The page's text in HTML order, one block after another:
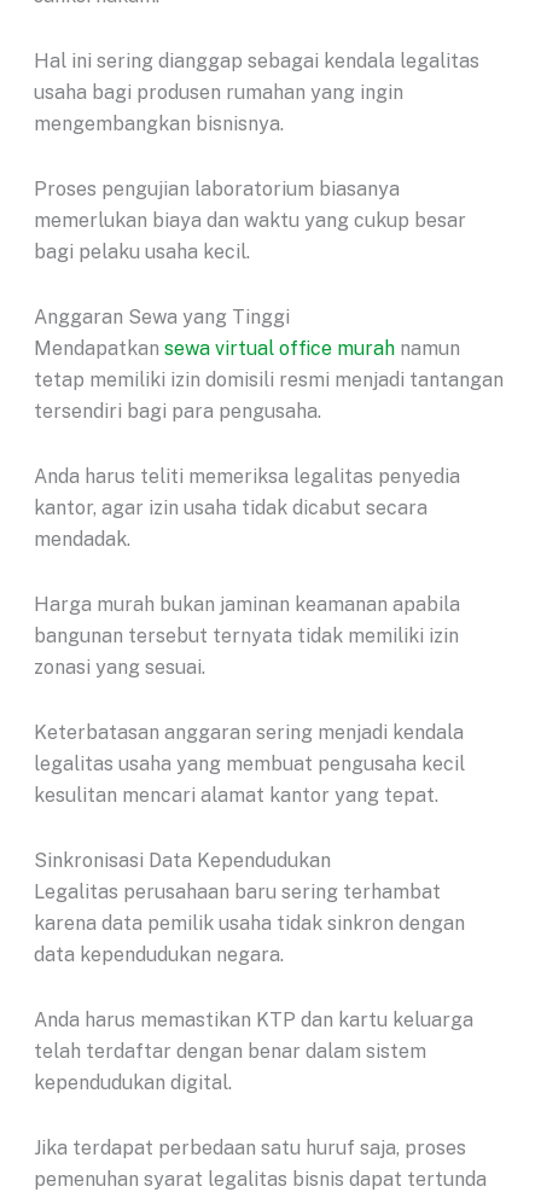
Hal ini sering dianggap sebagai kendala legalitas
usaha bagi produsen rumahan yang ingin
mengembangkan bisnisnya.
Proses pengujian laboratorium biasanya
memerlukan biaya dan waktu yang cukup besar
bagi pelaku usaha kecil.
Anggaran Sewa yang Tinggi
Mendapatkan sewa virtual office murahnamun
tetap memiliki izin domisili resmi menjadi tantangan
tersendiri bagi para pengusaha.
Anda harus teliti memeriksa legalitas penyedia
kantor, agar izin usaha tidak dicabut secara
mendadak.
Harga murah bukan jaminan keamanan apabila
bangunan tersebut ternyata tidak memiliki izin
zonasi yang sesuai.
Keterbatasan anggaran sering menjadi kendala
legalitas usaha yang membuat pengusaha kecil
kesulitan mencari alamat kantor yang tepat.
Sinkronisasi Data Kependudukan
Legalitas perusahaan baru sering terhambat
karena data pemilik usaha tidak sinkron dengan
data kependudukan negara.
Anda harus memastikan KTP dan kartu keluarga
telah terdaftar dengan benar dalam sistem
kependudukan digital.
Jika terdapat perbedaan satu huruf saja, proses
pemenuhan syarat legalitas bisnis dapat tertunda